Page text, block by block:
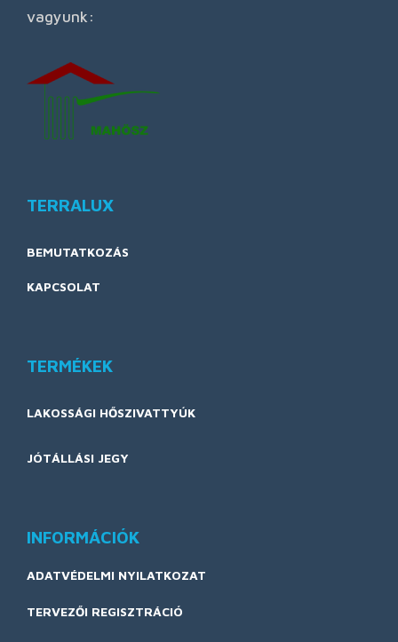
vagyunk:
TERRALUX
BEMUTATKOZÁS
KAPCSOLAT
TERMÉKEK
LAKOSSÁGI HŐSZIVATTYÚK
JÓTÁLLÁSI JEGY
INFORMÁCIÓK
ADATVÉDELMI NYILATKOZAT
TERVEZŐI REGISZTRÁCIÓ